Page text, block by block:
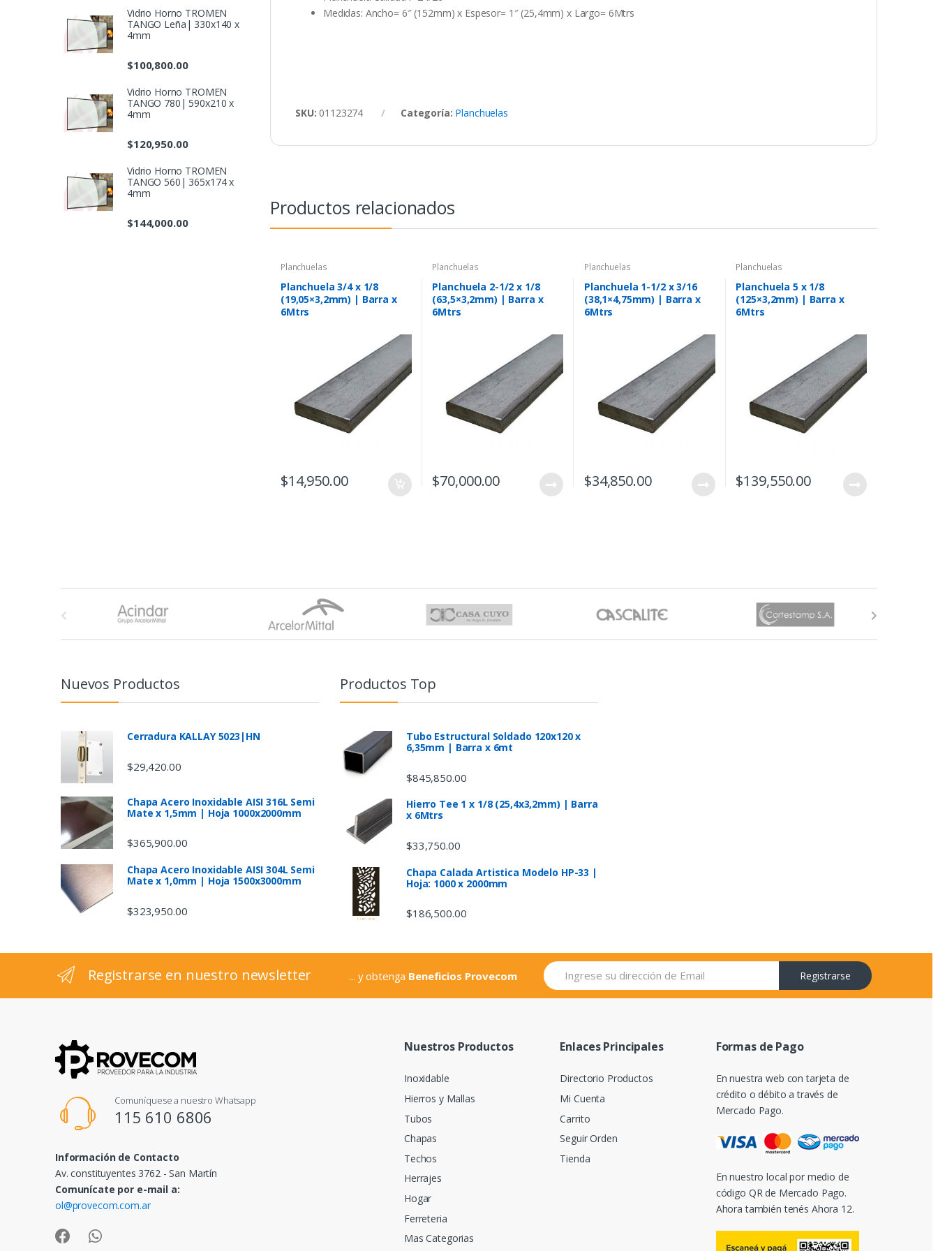
Medidas: Ancho= 6″ (152mm) x Espesor= 1″ (25,4mm) x Largo= 6Mtrs
SKU: 01123274 Categoría: Planchuelas
Productos relacionados
Planchuelas
Planchuela 3/4 x 1/8
(19,05×3,2mm) | Barra x
6Mtrs
$14,950.00
Planchuelas
Planchuela 2-1/2 x 1/8
(63,5×3,2mm) | Barra x
6Mtrs
$70,000.00
Planchuelas
Planchuela 1-1/2 x 3/16
(38,1×4,75mm) | Barra x
6Mtrs
$34,850.00
Planchuelas
Planchuela 5 x 1/8
(125×3,2mm) | Barra x
6Mtrs
$139,550.00
Vidrio Horno TROMEN
TANGO Leña| 330x140 x
4mm
$100,800.00
Vidrio Horno TROMEN
TANGO 780| 590x210 x
4mm
$120,950.00
Vidrio Horno TROMEN
TANGO 560| 365x174 x
4mm
$144,000.00
Nuevos Productos
Cerradura KALLAY 5023|HN
$29,420.00
Chapa Acero Inoxidable AISI 316L Semi
Mate x 1,5mm | Hoja 1000x2000mm
$365,900.00
Chapa Acero Inoxidable AISI 304L Semi
Mate x 1,0mm | Hoja 1500x3000mm
$323,950.00
Productos Top
Tubo Estructural Soldado 120x120 x
6,35mm | Barra x 6mt
$845,850.00
Hierro Tee 1 x 1/8 (25,4x3,2mm) | Barra
x 6Mtrs
$33,750.00
Chapa Calada Artistica Modelo HP-33 |
Hoja: 1000 x 2000mm
$186,500.00
Registrarse en nuestro newsletter ... y obtenga Beneficios Provecom Registrarse
Comuníquese a nuestro Whatsapp
115 610 6806
Información de Contacto
Av. constituyentes 3762 - San Martín
Comunícate por e-mail a:
ol@provecom.com.ar
Nuestros Productos
Inoxidable
Hierros y Mallas
Tubos
Chapas
Techos
Herrajes
Hogar
Ferreteria
Mas Categorias
Enlaces Principales
Directorio Productos
Mi Cuenta
Carrito
Seguir Orden
Tienda
Formas de Pago
En nuestra web con tarjeta de
crédito o débito a través de
Mercado Pago.
En nuestro local por medio de
código QR de Mercado Pago.
Ahora también tenés Ahora 12.